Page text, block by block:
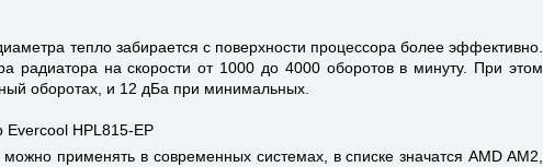
тепло забирается с поверхности процессора более эффективно.
на скорости от 1000 до 4000 оборотов в минуту. При этом
оборотах, и 12 дБа при минимальных.
применять в современных системах, в списке значатся AMD AM2,